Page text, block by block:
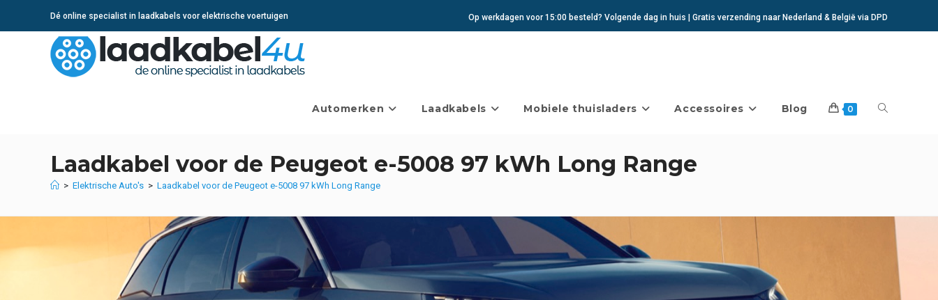
Dé online specialist in laadkabels voor elektrische voertuigen Op werkdagen voor 15:00 besteld? Volgende dag in huis | Gratis verzending naar Nederland & België via DPD
Automerken Laadkabels Mobiele thuisladers Accessoires Blog 0 Toggle
Laadkabel voor de Peugeot e-5008 97 kWh Long Range
> Elektrische Auto's > Laadkabel voor de Peugeot e-5008 97 kWh Long Range